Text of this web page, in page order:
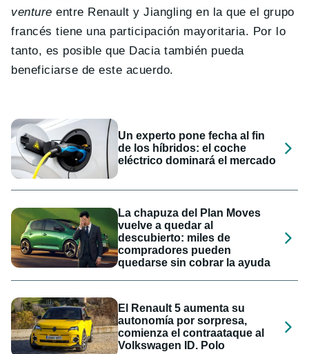
venture entre Renault y Jiangling en la que el grupo
francés tiene una participación mayoritaria. Por lo
tanto, es posible que Dacia también pueda
beneficiarse de este acuerdo.
Un experto pone fecha al fin
de los híbridos: el coche
eléctrico dominará el mercado
La chapuza del Plan Moves
vuelve a quedar al
descubierto: miles de
compradores pueden
quedarse sin cobrar la ayuda
El Renault 5 aumenta su
autonomía por sorpresa,
comienza el contraataque al
Volkswagen ID. Polo